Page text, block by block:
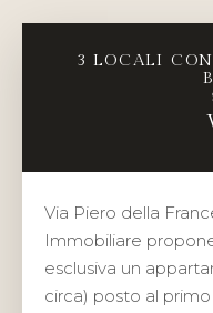
3 LOCALI
Via Piero della
Immobiliare
esclusiva un
circa) posto al